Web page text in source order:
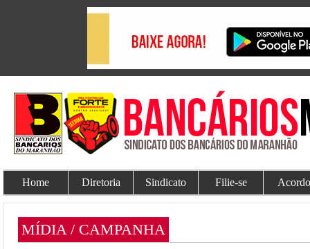
Home Diretoria Sindicato Filie-se
MÍDIA / CAMPANHA